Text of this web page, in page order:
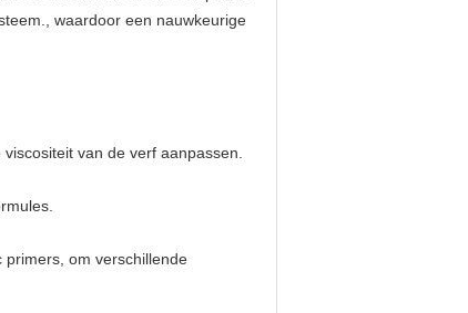
waardoor een nauwkeurige
van de verf aanpassen.
primers, om verschillende